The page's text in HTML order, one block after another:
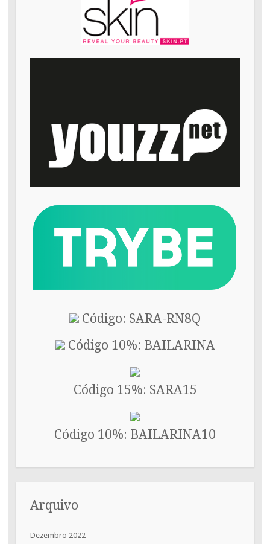
Código: SARA-RN8Q
Código 10%: BAILARINA
Código 15%: SARA15
Código 10%: BAILARINA10
Arquivo
Dezembro 2022